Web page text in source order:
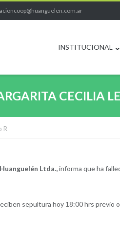
INSTITUCIONAL
CECILIA
R
Ltda.,informa que ha
sepultura hoy 18:00 hrs previo